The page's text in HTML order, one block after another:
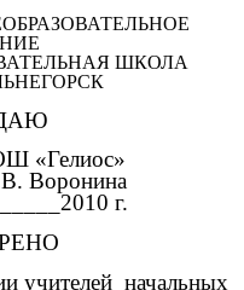
ШКОЛА
«Гелиос»
Воронина
г.
учителей начальных